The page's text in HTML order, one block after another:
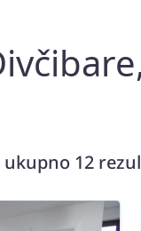
ukupno 12